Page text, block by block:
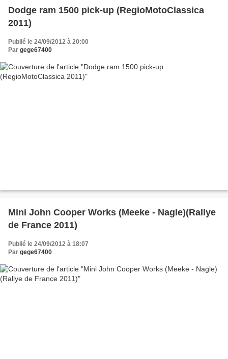
Dodge ram 1500 pick-up (RegioMotoClassica
2011)
Publié le 24/09/2012 à 20:00
Par gege67400
Mini John Cooper Works (Meeke - Nagle)(Rallye
de France 2011)
Publié le 24/09/2012 à 18:07
Par gege67400